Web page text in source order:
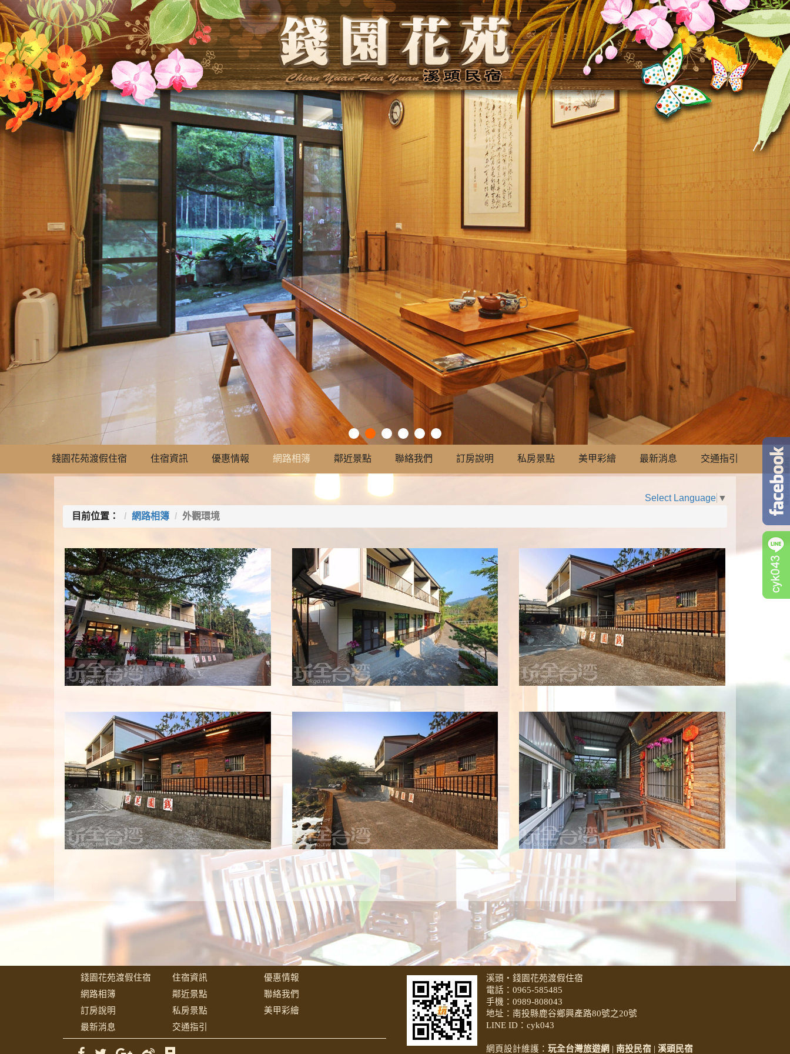
錢園花苑渡假住宿 住宿資訊 優惠情報 網路相簿 鄰近景點 聯絡我們 訂房說明 私房景點 美甲彩繪 最新消息 交通指引
Select Language ▼
目前位置：
網路相簿 外觀環境
錢園花苑渡假住宿 住宿資訊
優惠情報
網路相簿
鄰近景點
聯絡我們
訂房說明
私房景點
美甲彩繪
最新消息
交通指引
溪頭‧錢園花苑渡假住宿
電話： 0965-585485
手機： 0989-808043
地址：南投縣鹿谷鄉興產路80號之20號
LINE ID：cyk043
網頁設計維護： 玩全台灣旅遊網 | 南投民宿 | 溪頭民宿